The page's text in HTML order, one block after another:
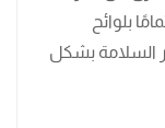
بلوائح
السلامة بشكل